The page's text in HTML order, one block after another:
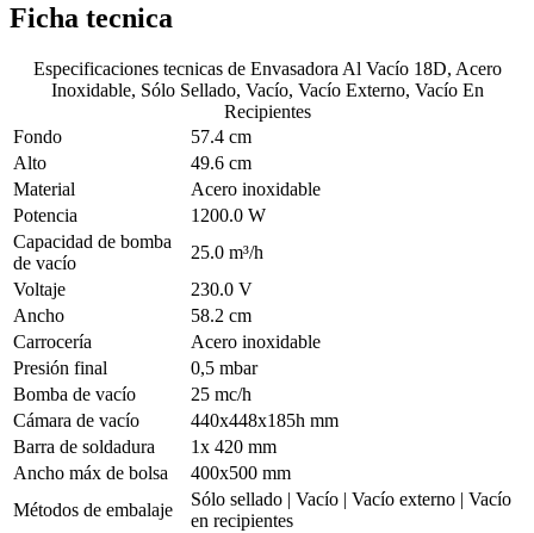
Ficha tecnica
Especificaciones tecnicas de Envasadora Al Vacío 18D, Acero
Inoxidable, Sólo Sellado, Vacío, Vacío Externo, Vacío En
Recipientes
Fondo
57.4 cm
Alto
49.6 cm
Material
Acero inoxidable
Potencia
1200.0 W
Capacidad de bomba
de vacío
25.0 m³/h
Voltaje
230.0 V
Ancho
58.2 cm
Carrocería
Acero inoxidable
Presión final
0,5 mbar
Bomba de vacío
25 mc/h
Cámara de vacío
440x448x185h mm
Barra de soldadura
1x 420 mm
Ancho máx de bolsa
400x500 mm
Métodos de embalaje
Sólo sellado | Vacío | Vacío externo | Vacío
en recipientes